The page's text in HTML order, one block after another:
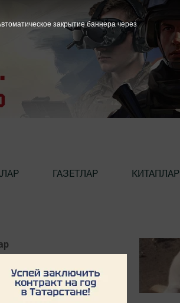
ГАЗЕТЛАР КИТАПЛАР
керә.
закрытие баннера через